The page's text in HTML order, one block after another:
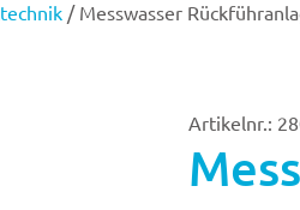
/ Messwasser
Artikelnr.: